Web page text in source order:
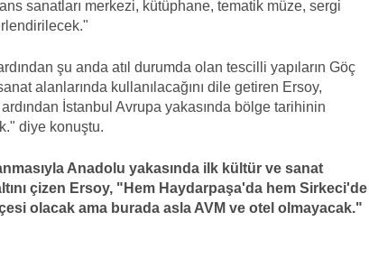
sanatları merkezi, kütüphane, tematik müze, sergi
şu anda atıl durumda olan tescilli yapıların Göç
alanlarında kullanılacağını dile getiren Ersoy,
İstanbul Avrupa yakasında bölge tarihinin
diye konuştu.
Anadolu yakasında ilk kültür ve sanat
çizen Ersoy, "Hem Haydarpaşa'da hem Sirkeci'de
olacak ama burada asla AVM ve otel olmayacak."